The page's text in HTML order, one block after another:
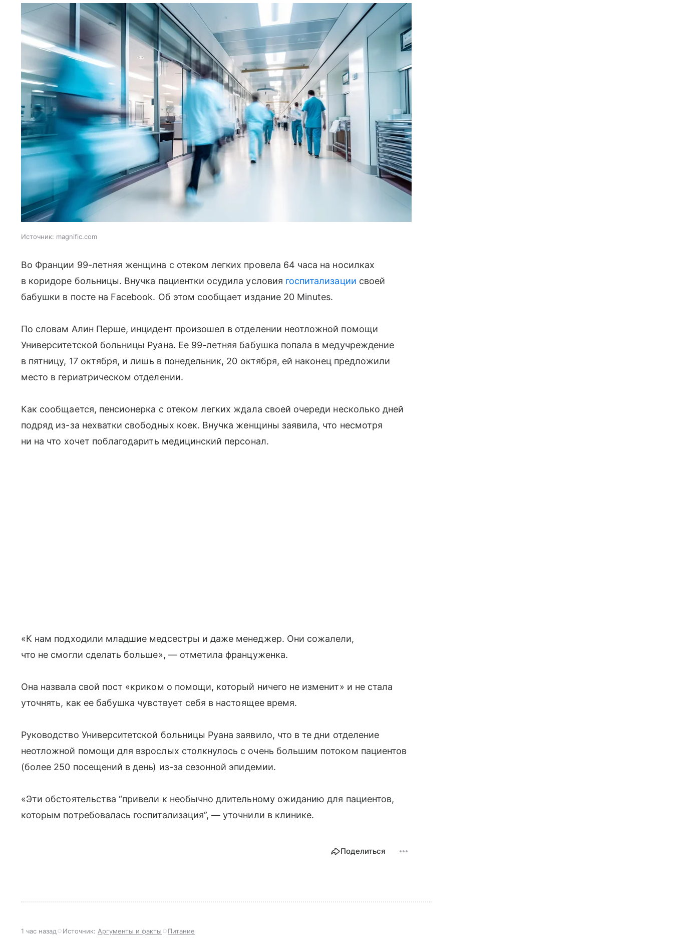
Источник: magnific.com
Во Франции 99-летняя женщина с отеком легких провела 64 часа на носилках
в коридоре больницы. Внучка пациентки осудила условия госпитализации своей
бабушки в посте на Facebook. Об этом сообщает издание 20 Minutes.
По словам Алин Перше, инцидент произошел в отделении неотложной помощи
Университетской больницы Руана. Ее 99-летняя бабушка попала в медучреждение
в пятницу, 17 октября, и лишь в понедельник, 20 октября, ей наконец предложили
место в гериатрическом отделении.
Как сообщается, пенсионерка с отеком легких ждала своей очереди несколько дней
подряд из-за нехватки свободных коек. Внучка женщины заявила, что несмотря
ни на что хочет поблагодарить медицинский персонал.
«К нам подходили младшие медсестры и даже менеджер. Они сожалели,
что не смогли сделать больше», — отметила француженка.
Она назвала свой пост «криком о помощи, который ничего не изменит» и не стала
уточнять, как ее бабушка чувствует себя в настоящее время.
Руководство Университетской больницы Руана заявило, что в те дни отделение
неотложной помощи для взрослых столкнулось с очень большим потоком пациентов
(более 250 посещений в день) из-за сезонной эпидемии.
«Эти обстоятельства “привели к необычно длительному ожиданию для пациентов,
которым потребовалась госпитализация”, — уточнили в клинике.
Поделиться
1 час назад Источник: Аргументы и факты Питание